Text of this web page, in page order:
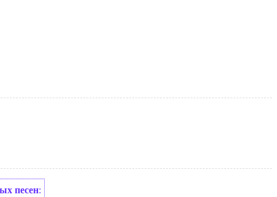
песен: